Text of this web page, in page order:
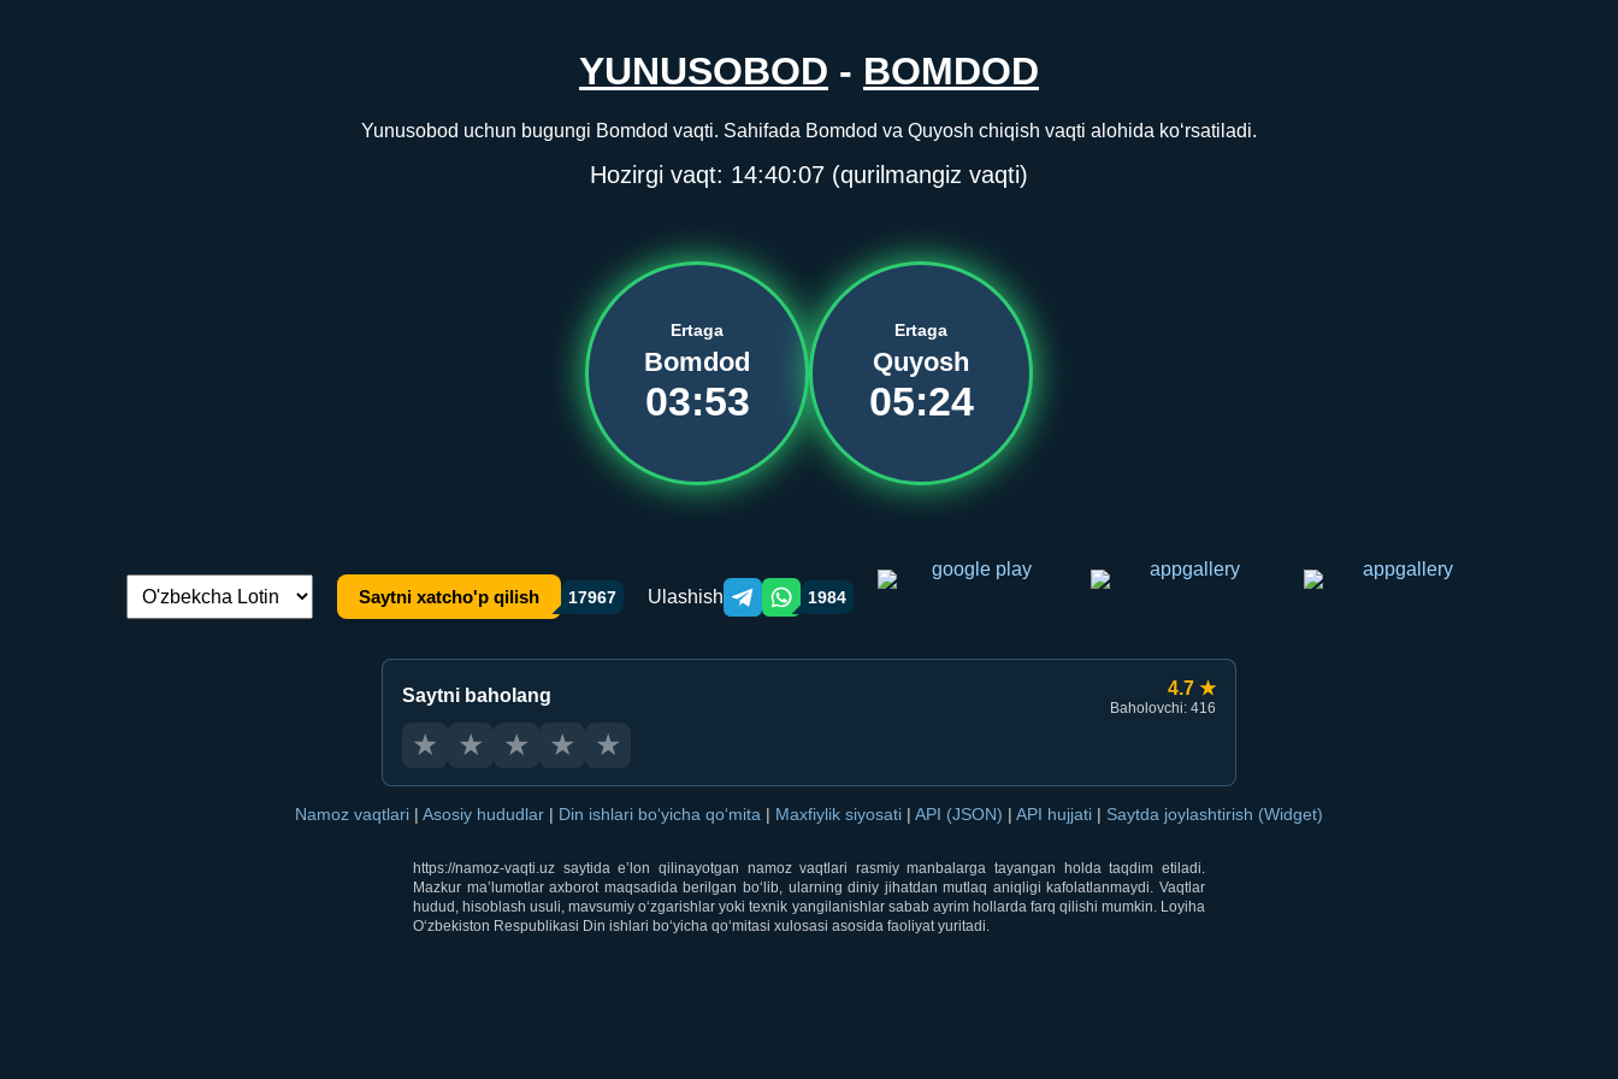
YUNUSOBOD - BOMDOD
Yunusobod uchun bugungi Bomdod vaqti. Sahifada Bomdod va Quyosh chiqish vaqti alohida ko‘rsatiladi.
Hozirgi vaqt: 14:40:07 (qurilmangiz vaqti)
Ertaga
Bomdod
03:53
Ertaga
Quyosh
05:24
Tilni almashtirish: Saytni xatcho'p qilish 17967 Ulashish Telegram orqali ulashish
WhatsApp orqali ulashish
1984
Saytni baholang 4.7 ★
Baholovchi: 416
★ ★ ★ ★ ★
Namoz vaqtlari | Asosiy hududlar | Din ishlari bo‘yicha qo‘mita | Maxfiylik siyosati | API (JSON) | API hujjati | Saytda joylashtirish (Widget)
https://namoz-vaqti.uz saytida e’lon qilinayotgan namoz vaqtlari rasmiy manbalarga tayangan holda taqdim etiladi.
Mazkur ma’lumotlar axborot maqsadida berilgan bo‘lib, ularning diniy jihatdan mutlaq aniqligi kafolatlanmaydi. Vaqtlar
hudud, hisoblash usuli, mavsumiy o‘zgarishlar yoki texnik yangilanishlar sabab ayrim hollarda farq qilishi mumkin. Loyiha
O‘zbekiston Respublikasi Din ishlari bo‘yicha qo‘mitasi xulosasi asosida faoliyat yuritadi.